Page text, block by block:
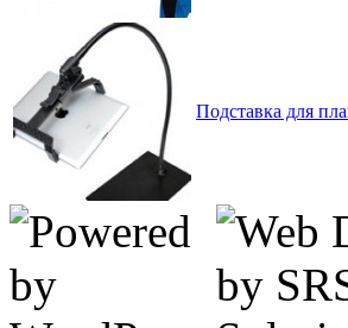
Подставка для